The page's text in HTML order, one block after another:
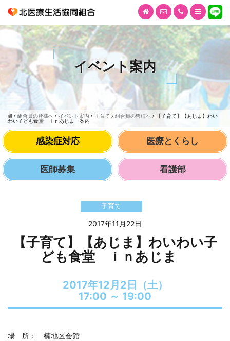
イベント案内
組合員の皆様へ イベント案内 子育て 組合員の皆様へ
【子育て】【あじま】わい
わい子ども食堂 ｉｎあじま 案内
感染症対応 医療とくらし
医師募集 看護部
子育て
2017年11月22日
【子育て】【あじま】わいわい子
ども食堂 ｉｎあじま
2017年12月2日（土）
17:00 ～ 19:00
場 所： 楠地区会館